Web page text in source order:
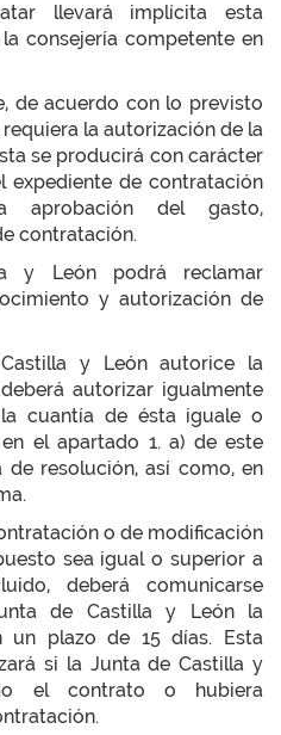
llevará implícita esta
consejería competente en
de acuerdo con lo previsto
la autorización de la
se producirá con carácter
expediente de contratación
del gasto,
contratación.
y León podrá reclamar
y autorización de
y León autorice la
autorizar igualmente
cuantía de ésta iguale o
el apartado 1. a) de este
resolución, así como, en
o de modificación
sea igual o superior a
deberá comunicarse
de Castilla y León la
un plazo de 15 días. Esta
si la Junta de Castilla y
el contrato o hubiera